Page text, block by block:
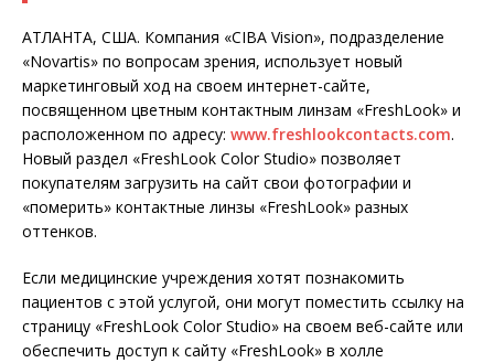
АТЛАНТА, США. Компания «CIBA Vision», подразделение
«Novartis» по вопросам зрения, использует новый
маркетинговый ход на своем интернет-сайте,
посвященном цветным контактным линзам «FreshLook» и
расположенном по адресу: www.freshlookcontacts.com.
Новый раздел «FreshLook Color Studio» позволяет
покупателям загрузить на сайт свои фотографии и
«померить» контактные линзы «FreshLook» разных
оттенков.
Если медицинские учреждения хотят познакомить
пациентов с этой услугой, они могут поместить ссылку на
страницу «FreshLook Color Studio» на своем веб-сайте или
обеспечить доступ к сайту «FreshLook» в холле